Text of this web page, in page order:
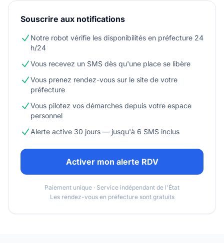
Souscrire aux notifications
Notre robot vérifie les disponibilités en préfecture 24
h/24
Vous recevez un SMS dès qu'une place se libère
Vous prenez rendez-vous sur le site de votre
préfecture
Vous pilotez vos démarches depuis votre espace
personnel
Alerte active 30 jours — jusqu'à 6 SMS inclus
Activer mon alerte RDV
Paiement unique · Service indépendant de l'État
Les rendez-vous en préfecture sont gratuits